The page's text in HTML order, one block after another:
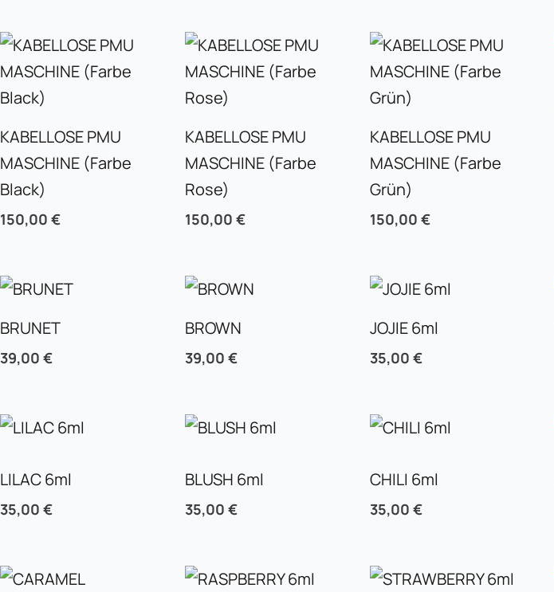
KABELLOSE PMU
MASCHINE (Farbe
Black)
150,00 €
KABELLOSE PMU
MASCHINE (Farbe
Rose)
150,00 €
KABELLOSE PMU
MASCHINE (Farbe
Grün)
150,00 €
BRUNET
39,00 €
BROWN
39,00 €
JOJIE 6ml
35,00 €
LILAC 6ml
35,00 €
BLUSH 6ml
35,00 €
CHILI 6ml
35,00 €